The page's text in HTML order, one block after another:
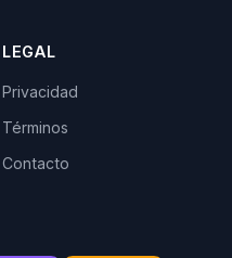
LEGAL
Privacidad
Términos
Contacto